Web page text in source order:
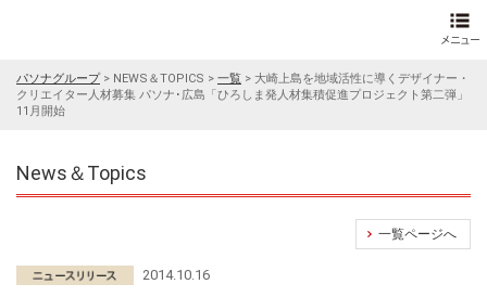
パソナグループ> NEWS＆TOPICS > 一覧 > 大崎上島を地域活性に導くデザイナー・
クリエイター人材募集 パソナ･広島「ひろしま発人材集積促進プロジェクト第二弾」
11月開始
News＆Topics
一覧ページへ
2014.10.16